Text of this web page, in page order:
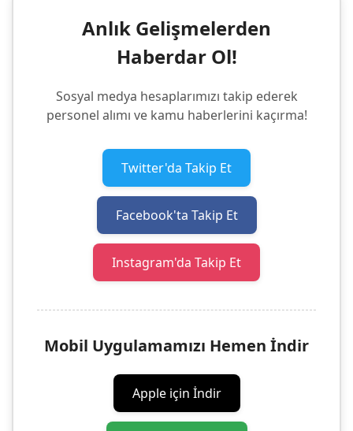
Anlık Gelişmelerden
Haberdar Ol!
Sosyal medya hesaplarımızı takip ederek
personel alımı ve kamu haberlerini kaçırma!
Twitter'da Takip Et
Facebook'ta Takip Et
Instagram'da Takip Et
Mobil Uygulamamızı Hemen İndir
Apple için İndir